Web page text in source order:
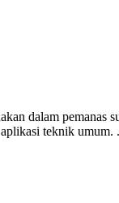
dalam pemanas
teknik umum.